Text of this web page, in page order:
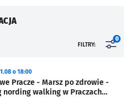
FILTRY:
0
Pracze - Marsz po zdrowie -
nording walking w Praczach
o 18:00